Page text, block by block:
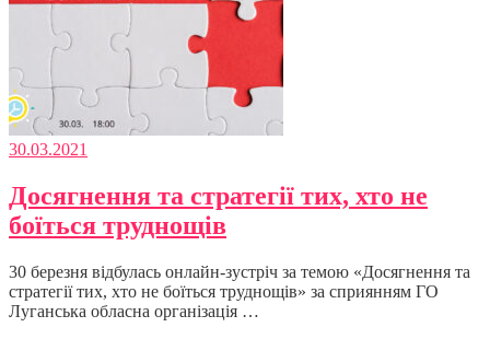
30.03.2021
Досягнення та стратегії тих, хто не
боїться труднощів
30 березня відбулась онлайн-зустріч за темою «Досягнення та
стратегії тих, хто не боїться труднощів» за сприянням ГО
Луганська обласна організація …